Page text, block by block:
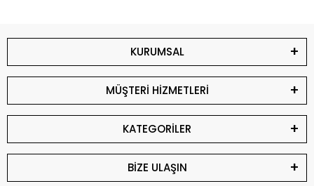
KURUMSAL
MÜŞTERİ HİZMETLERİ
KATEGORİLER
BİZE ULAŞIN